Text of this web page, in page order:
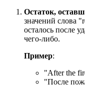
Остаток,
значений слова
осталось после
чего-либо.
Пример:
"After the
"После